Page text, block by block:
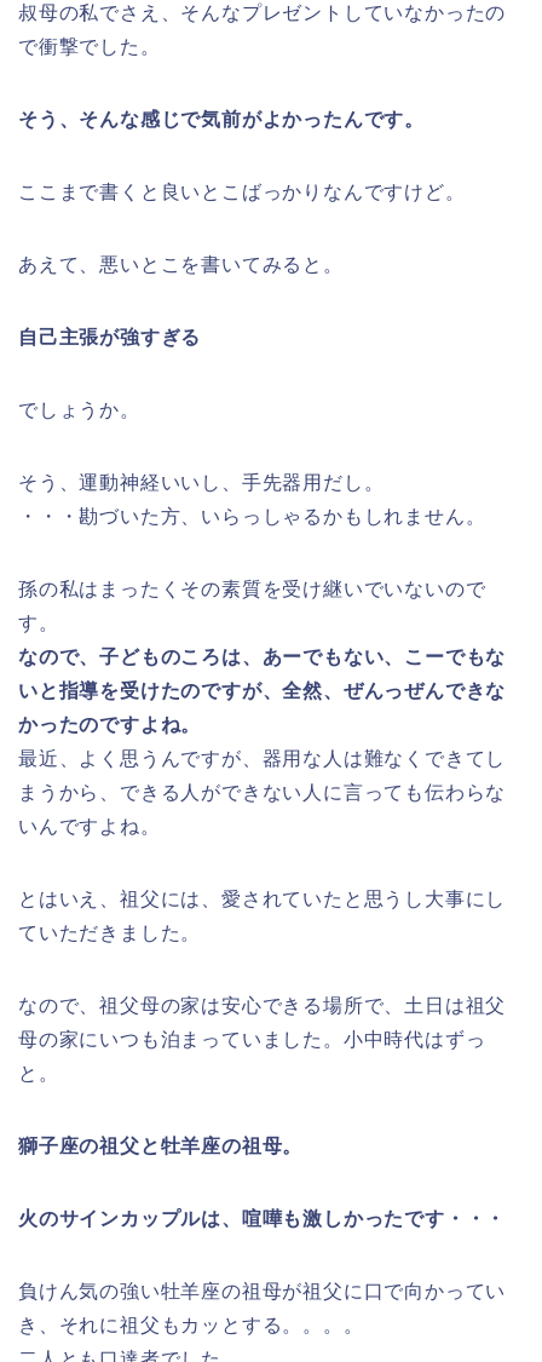
叔母の私でさえ、そんなプレゼントしていなかったの
で衝撃でした。
そう、そんな感じで気前がよかったんです。
ここまで書くと良いとこばっかりなんですけど。
あえて、悪いとこを書いてみると。
自己主張が強すぎる
でしょうか。
そう、運動神経いいし、手先器用だし。
・・・勘づいた方、いらっしゃるかもしれません。
孫の私はまったくその素質を受け継いでいないので
す。
なので、子どものころは、あーでもない、こーでもな
いと指導を受けたのですが、全然、ぜんっぜんできな
かったのですよね。
最近、よく思うんですが、器用な人は難なくできてし
まうから、できる人ができない人に言っても伝わらな
いんですよね。
とはいえ、祖父には、愛されていたと思うし大事にし
ていただきました。
なので、祖父母の家は安心できる場所で、土日は祖父
母の家にいつも泊まっていました。小中時代はずっ
と。
獅子座の祖父と牡羊座の祖母。
火のサインカップルは、喧嘩も激しかったです・・・
負けん気の強い牡羊座の祖母が祖父に口で向かってい
き、それに祖父もカッとする。。。。